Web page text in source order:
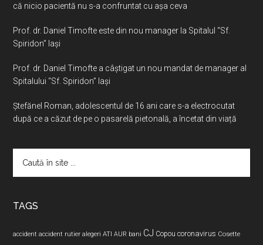
că nicio pacientă nu s-a confruntat cu așa ceva
Prof. dr. Daniel Timofte este din nou manager la Spitalul “Sf.
Spiridon” Iaşi
Prof. dr. Daniel Timofte a câștigat un nou mandat de manager al
Spitalului “Sf. Spiridon” Iași
Ştefănel Roman, adolescentul de 16 ani care s-a electrocutat
după ce a căzut de pe o pasarelă pietonală, a încetat din viață
TAGS
accident accident rutier alegeri ATI AUR bani CJ Copou coronavirus Cosette